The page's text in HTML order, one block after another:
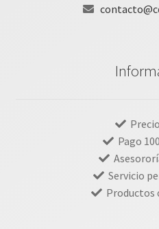
Pago
Servicio
Productos